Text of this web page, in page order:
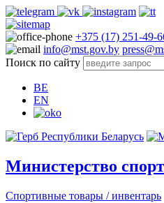
+375 (17) 251-49-
info@mst.gov.by
Поиск по сайту
BE
EN
Министерство
Спортивные товары / инвентарь